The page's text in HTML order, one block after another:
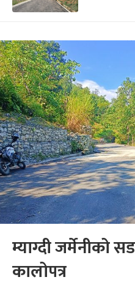
म्याग्दी जर्मेनीको
कालोपत्र